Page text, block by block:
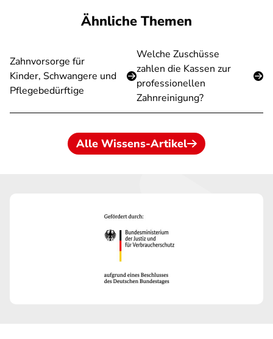
Ähnliche Themen
Zahnvorsorge für
Kinder, Schwangere und
Pflegebedürftige
Welche Zuschüsse
zahlen die Kassen zur
professionellen
Zahnreinigung?
Alle Wissens-Artikel